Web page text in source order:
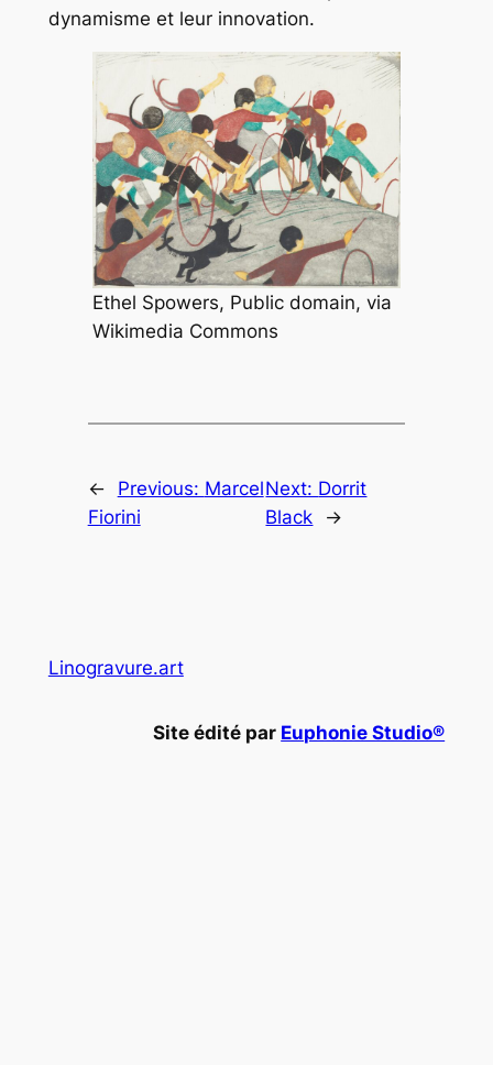
dynamisme et leur innovation.
Ethel Spowers, Public domain, via
Wikimedia Commons
← Previous: Marcel
Fiorini
Next: Dorrit
Black
→
Linogravure.art
Site édité par Euphonie Studio®